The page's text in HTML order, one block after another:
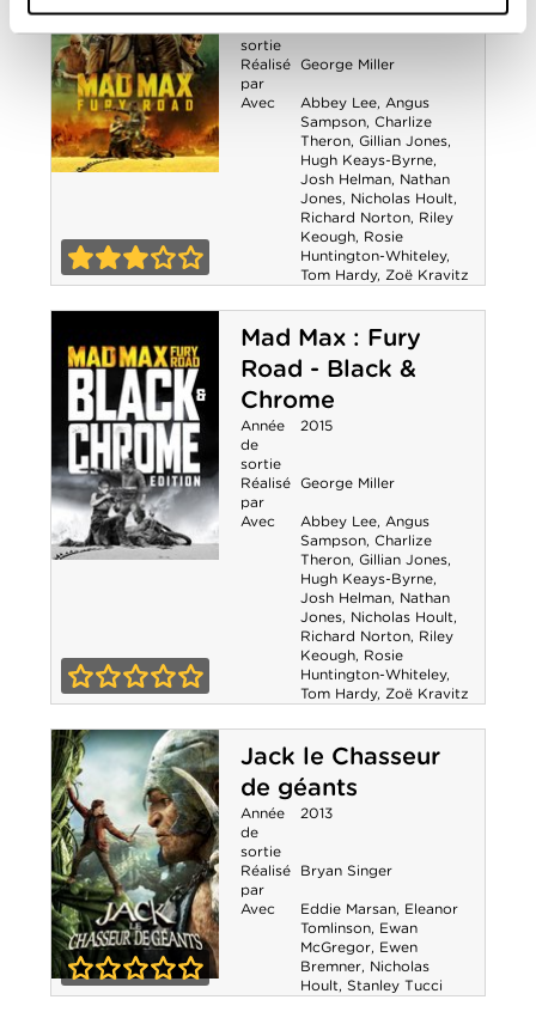
Road
sortie
Réalisé
par
George Miller
Avec Abbey Lee, Angus
Sampson, Charlize
Theron, Gillian Jones,
Hugh Keays-Byrne,
Josh Helman, Nathan
Jones, Nicholas Hoult,
Richard Norton, Riley
Keough, Rosie
Huntington-Whiteley,
Tom Hardy, Zoë Kravitz
Mad Max : Fury
Road - Black &
Chrome
Chrome
Année
de
sortie
2015
Réalisé
par
George Miller
Avec Abbey Lee, Angus
Sampson, Charlize
Theron, Gillian Jones,
Hugh Keays-Byrne,
Josh Helman, Nathan
Jones, Nicholas Hoult,
Richard Norton, Riley
Keough, Rosie
Huntington-Whiteley,
Tom Hardy, Zoë Kravitz
Jack le Chasseur
de géants
Jack le Chasseur
Année
de
sortie
2013
Réalisé
par
Bryan Singer
Avec Eddie Marsan, Eleanor
Tomlinson, Ewan
McGregor, Ewen
Bremner, Nicholas
Hoult, Stanley Tucci